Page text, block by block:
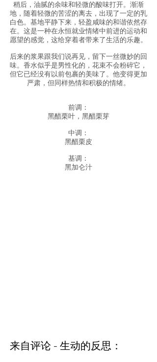
稍后，油腻的余味和轻微的酸味打开。渐渐
地，随着轻微的苦涩的离去，出现了一定的乳
白色。基地平静下来，轻盈咸味的和谐依然存
在。这是一种在永恒就业情绪中前进的运动和
愿望的感觉，这给穿着者带来了生活的乐趣。
后来的浆果跟我们说再见，留下一丝微妙的回
味。香水似乎是男性化的，花束不会粉碎它，
但它已经没有以前包裹的美味了。他变得更加
严肃，但同样热情和积极的情绪。
前调：
黑醋栗叶，黑醋栗芽
中调：
黑醋栗皮
基调：
黑加仑汁
来自评论 - 生动的反思：